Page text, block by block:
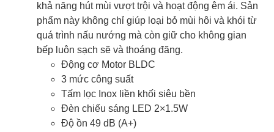
khả năng hút mùi vượt trội và hoạt động êm ái. Sản
phẩm này không chỉ giúp loại bỏ mùi hôi và khói từ
quá trình nấu nướng mà còn giữ cho không gian
bếp luôn sạch sẽ và thoáng đãng.
Động cơ Motor BLDC
3 mức công suất
Tấm lọc Inox liền khối siêu bền
Đèn chiếu sáng LED 2×1.5W
Độ ồn 49 dB (A+)